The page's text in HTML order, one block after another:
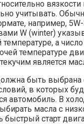
учитывать.
например,
W (winter)
а
температуре
является
быть выбрана
в которых
автомобиль. В
масла с
быстрый старт